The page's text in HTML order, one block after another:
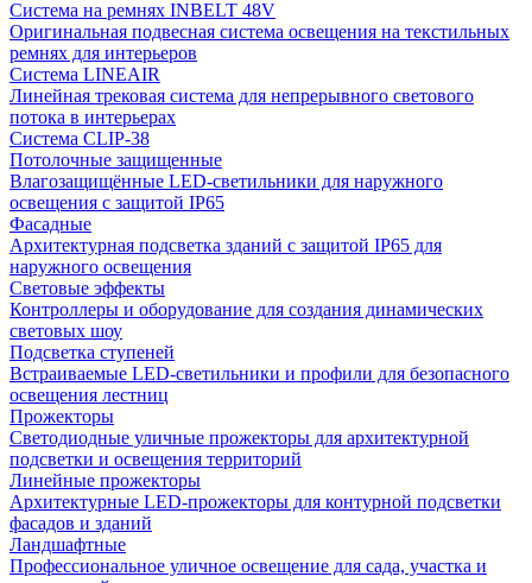
Система на ремнях INBELT 48V
Оригинальная подвесная система освещения на текстильных
ремнях для интерьеров
Система LINEAIR
Линейная трековая система для непрерывного светового
потока в интерьерах
Система CLIP-38
Потолочные защищенные
Влагозащищённые LED-светильники для наружного
освещения с защитой IP65
Фасадные
Архитектурная подсветка зданий с защитой IP65 для
наружного освещения
Световые эффекты
Контроллеры и оборудование для создания динамических
световых шоу
Подсветка ступеней
Встраиваемые LED-светильники и профили для безопасного
освещения лестниц
Прожекторы
Светодиодные уличные прожекторы для архитектурной
подсветки и освещения территорий
Линейные прожекторы
Архитектурные LED-прожекторы для контурной подсветки
фасадов и зданий
Ландшафтные
Профессиональное уличное освещение для сада, участка и